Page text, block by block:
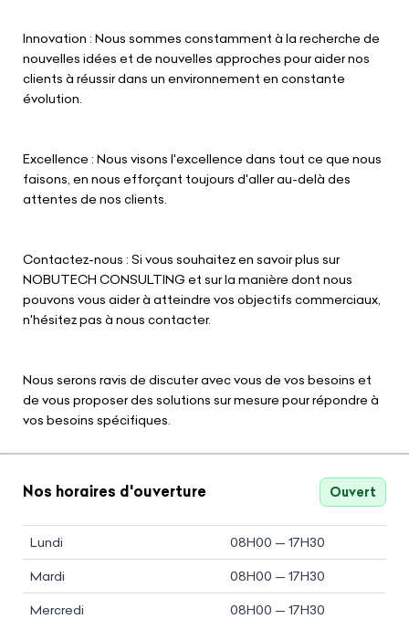
Innovation : Nous sommes constamment à la recherche de
nouvelles idées et de nouvelles approches pour aider nos
clients à réussir dans un environnement en constante
évolution.
Excellence : Nous visons l'excellence dans tout ce que nous
faisons, en nous efforçant toujours d'aller au-delà des
attentes de nos clients.
Contactez-nous : Si vous souhaitez en savoir plus sur
NOBUTECH CONSULTING et sur la manière dont nous
pouvons vous aider à atteindre vos objectifs commerciaux,
n'hésitez pas à nous contacter.
Nous serons ravis de discuter avec vous de vos besoins et
de vous proposer des solutions sur mesure pour répondre à
vos besoins spécifiques.
Nos horaires d'ouverture Ouvert
Lundi 08H00 — 17H30
Mardi 08H00 — 17H30
Mercredi 08H00 — 17H30